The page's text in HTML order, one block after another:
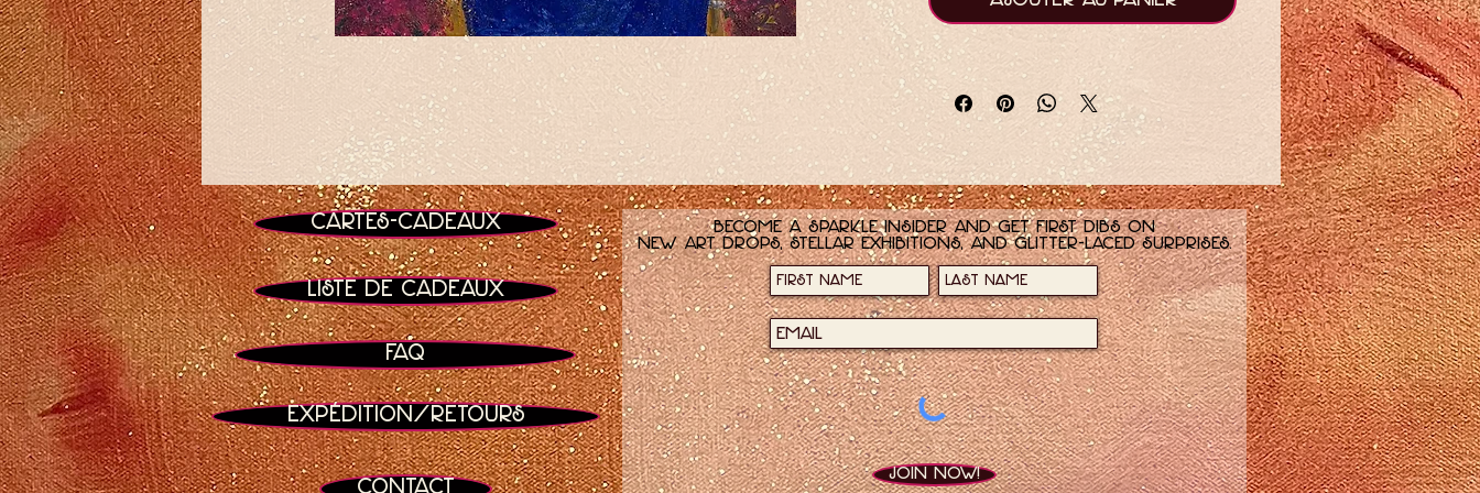
scintillants.
Cartes-cadeaux
Liste de cadeaux
FAQ
Expédition/Retours
Contact
Become a sparkle insider and get first dibs on
new art drops, stellar exhibitions, and glitter-laced surprises.
Join now!